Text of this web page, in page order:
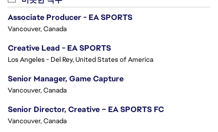
Associate Producer - EA SPORTS
Vancouver, Canada
Creative Lead - EA SPORTS
Los Angeles - Del Rey, United States of America
Senior Manager, Game Capture
Vancouver, Canada
Senior Director, Creative – EA SPORTS FC
Vancouver, Canada